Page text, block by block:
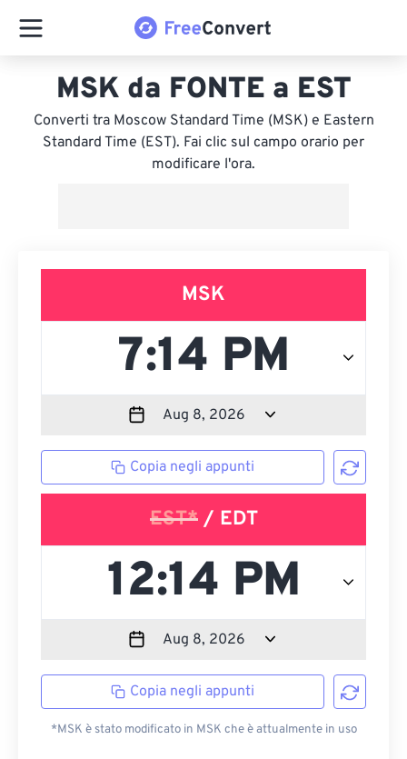
MSK da FONTE a EST
Converti tra Moscow Standard Time (MSK) e Eastern
Standard Time (EST). Fai clic sul campo orario per
modificare l'ora.
MSK
Copia negli appunti
EST*/ EDT
Copia negli appunti
*MSK è stato modificato in MSK che è attualmente in uso